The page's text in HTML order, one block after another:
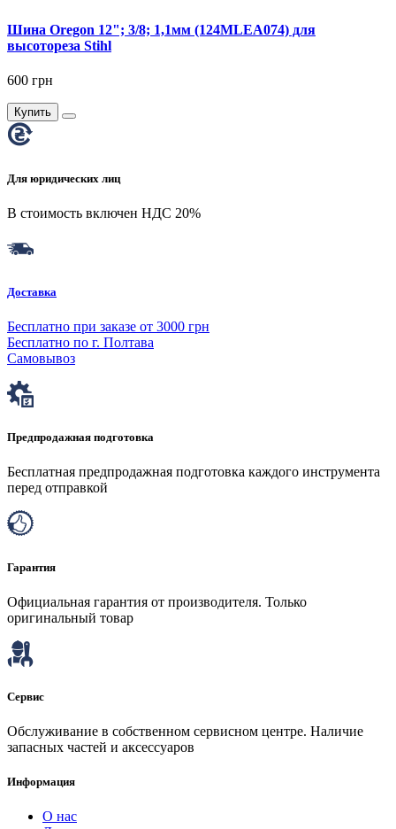
Шина Oregon 12"; 3/8; 1,1мм (124MLEA074) для
высотореза Stihl
600 грн
Купить
Для юридических лиц
В стоимость включен НДС 20%
Доставка
Бесплатно при заказе от 3000 грн
Бесплатно по г. Полтава
Самовывоз
Предпродажная подготовка
Бесплатная предпродажная подготовка каждого инструмента
перед отправкой
Гарантия
Официальная гарантия от производителя. Только
оригинальный товар
Сервис
Обслуживание в собственном сервисном центре. Наличие
запасных частей и аксессуаров
Информация
О нас